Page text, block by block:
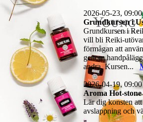
2026-05-23, 09:00
Grundkursen i
Grundkursen i
vill bli Reiki-
förmågan att
genom
andra. Kursen...
2026-04-19, 09:00
Aroma Hot-stone
Lär dig konsten
avslappning och